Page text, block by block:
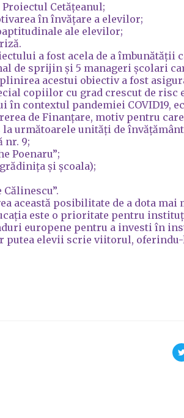
Cetățeanul;
în învățare a elevilor;
ale elevilor;
a fost acela de a
de sprijin și 5 manageri școlari
acestui obiectiv a fost
copiilor cu grad crescut de
în contextul pandemiei COVID19,
de Finanțare, motiv pentru
la următoarele unități de
nr. 9;
Poenaru”;
și școala);
această posibilitate de a dota
este o prioritate pentru
europene pentru a investi în
putea elevii scrie viitorul,